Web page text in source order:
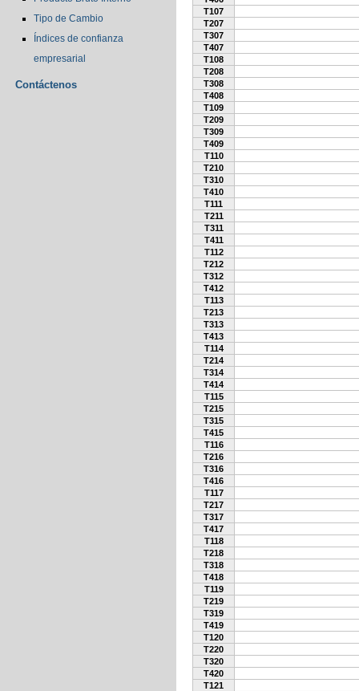
Tipo de Cambio
Índices de confianza
empresarial
Contáctenos
T107
T207
T307
T407
T108
T208
T308
T408
T109
T209
T309
T409
T110
T210
T310
T410
T111
T211
T311
T411
T112
T212
T312
T412
T113
T213
T313
T413
T114
T214
T314
T414
T115
T215
T315
T415
T116
T216
T316
T416
T117
T217
T317
T417
T118
T218
T318
T418
T119
T219
T319
T419
T120
T220
T320
T420
T121